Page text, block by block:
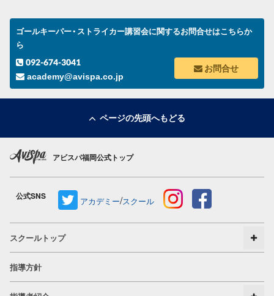
ゴールキーパー・ストライカー講習会に関するお問合せはこちらか
ら
092-674-3041
academy@avispa.co.jp
お問合せ
ページの先頭へもどる
アビスパ福岡公式トップ
公式SNS アカデミー/スクール
スクールトップ
指導方針